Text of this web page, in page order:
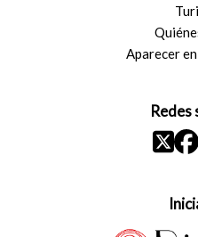
Aparecer
Redes